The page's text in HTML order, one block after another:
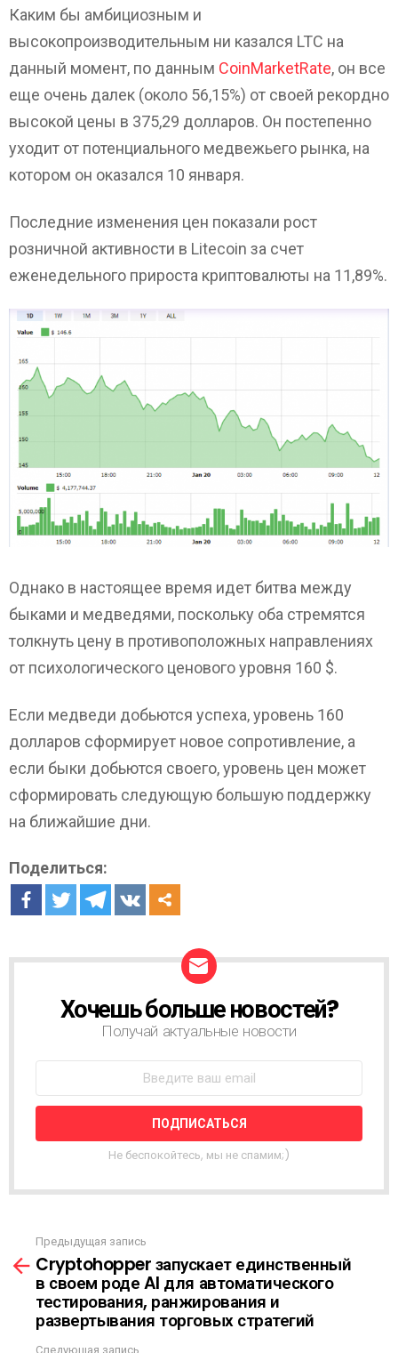
Каким бы амбициозным и
высокопроизводительным ни казался LTC на
данный момент, по данным CoinMarketRate, он все
еще очень далек (около 56,15%) от своей рекордно
высокой цены в 375,29 долларов. Он постепенно
уходит от потенциального медвежьего рынка, на
котором он оказался 10 января.
Последние изменения цен показали рост
розничной активности в Litecoin за счет
еженедельного прироста криптовалюты на 11,89%.
Однако в настоящее время идет битва между
быками и медведями, поскольку оба стремятся
толкнуть цену в противоположных направлениях
от психологического ценового уровня 160 $.
Если медведи добьются успеха, уровень 160
долларов сформирует новое сопротивление, а
если быки добьются своего, уровень цен может
сформировать следующую большую поддержку
на ближайшие дни.
Поделиться:
О
Т
Н
Я
А
С
Ы
Л
К
А
Хочешь больше новостей?
Получай актуальные новости
Не беспокойтесь, мы не спамим;)
м
Предыдущая запись
Cryptohopper запускает единственный
в своем роде AI для автоматического
тестирования, ранжирования и
развертывания торговых стратегий
Следующая запись